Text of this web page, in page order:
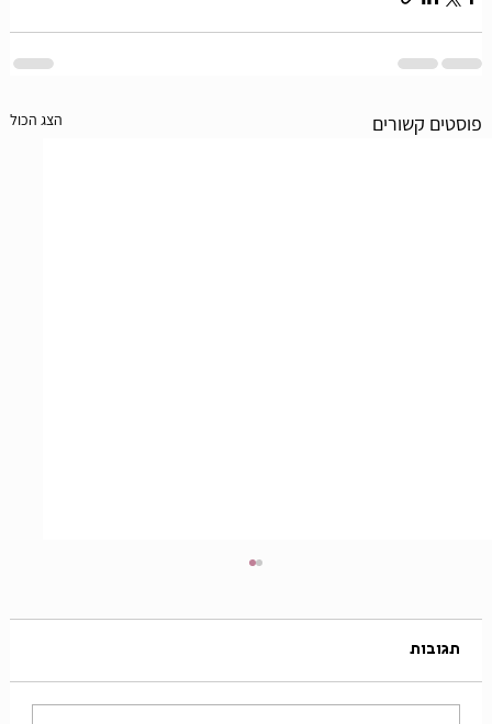
פוסטים קשורים הצג הכול
תגובות